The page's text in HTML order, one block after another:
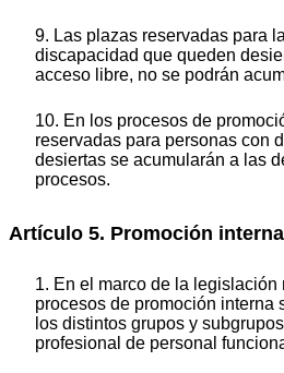
9. Las plazas reservadas para
discapacidad que queden
acceso libre, no se podrán
10. En los procesos de
reservadas para personas con
desiertas se acumularán a las
procesos.
Artículo 5. Promoción
1. En el marco de la legislación
procesos de promoción interna
los distintos grupos y
profesional de personal